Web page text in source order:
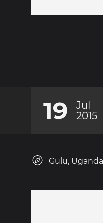
19
Jul
2015
Gulu, Uganda